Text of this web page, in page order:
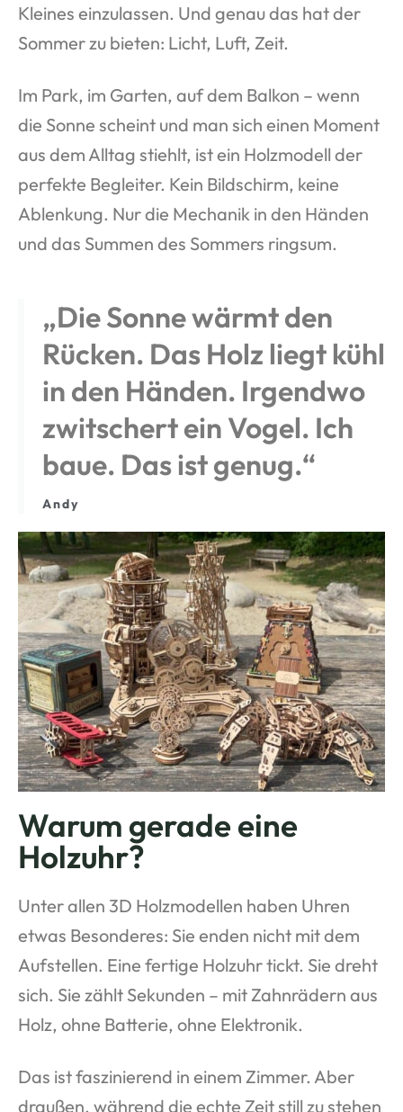
Kleines einzulassen. Und genau das hat der
Sommer zu bieten: Licht, Luft, Zeit.
Im Park, im Garten, auf dem Balkon – wenn
die Sonne scheint und man sich einen Moment
aus dem Alltag stiehlt, ist ein Holzmodell der
perfekte Begleiter. Kein Bildschirm, keine
Ablenkung. Nur die Mechanik in den Händen
und das Summen des Sommers ringsum.
„Die Sonne wärmt den
Rücken. Das Holz liegt kühl
in den Händen. Irgendwo
zwitschert ein Vogel. Ich
baue. Das ist genug.“
Andy
Warum gerade eine
Holzuhr?
Unter allen 3D Holzmodellen haben Uhren
etwas Besonderes: Sie enden nicht mit dem
Aufstellen. Eine fertige Holzuhr tickt. Sie dreht
sich. Sie zählt Sekunden – mit Zahnrädern aus
Holz, ohne Batterie, ohne Elektronik.
Das ist faszinierend in einem Zimmer. Aber
draußen, während die echte Zeit still zu stehen